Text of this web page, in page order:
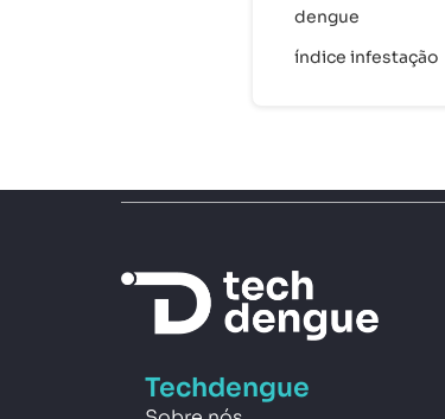
dengue
índice infestação
Techdengue